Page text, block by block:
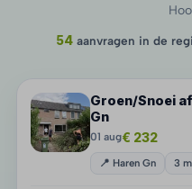
54aanvragen in de
Groen/Snoei
Gn
01 aug€ 232
📍 Haren Gn 3